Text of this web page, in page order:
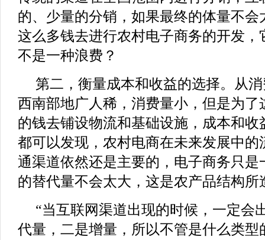
的、少量的分销，如果最终的体量不
这么多钱去进行农村电子商务的开发，
不是一种浪费？
第二，衡量成本和收益的选择。从
西南部地广人稀，消费量小，但是为了
的钱去铺设物流和基础设施，成本和
都可以发现，农村电商在未来发展中的
通渠道依然还是主要的，电子商务只是
的替代量不会太大，这是农产品结构所
“当互联网渠道出现的时候，一定会
代量，二是增量，所以不管是什么类型